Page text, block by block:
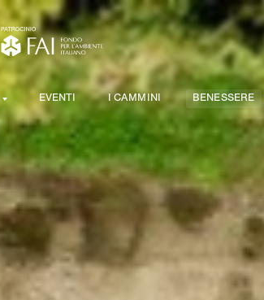
EVENTI I CAMMINI BENESSERE